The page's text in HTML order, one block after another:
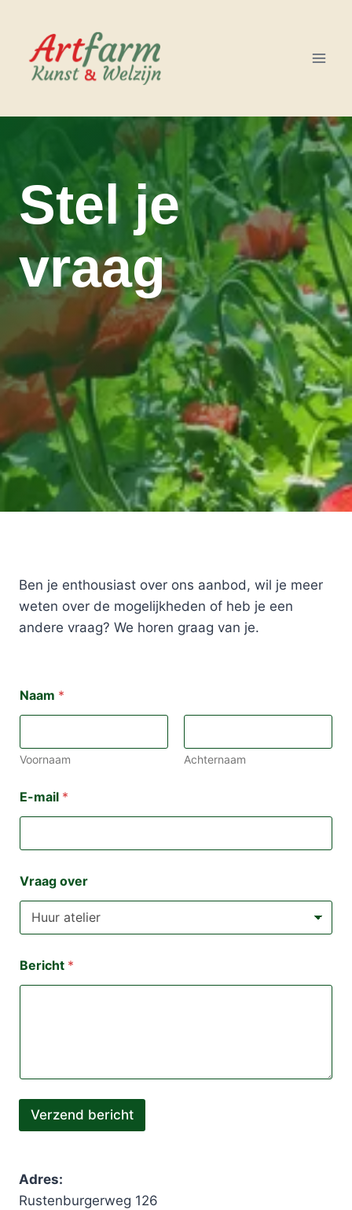
inhoud
Stel je
vraag
Ben je enthousiast over ons aanbod, wil je meer
weten over de mogelijkheden of heb je een
andere vraag? We horen graag van je.
Naam *
Voornaam Achternaam
E-mail *
E
-
a
l
*
Vraag over
Bericht *
Verzend bericht
Adres:
Rustenburgerweg 126